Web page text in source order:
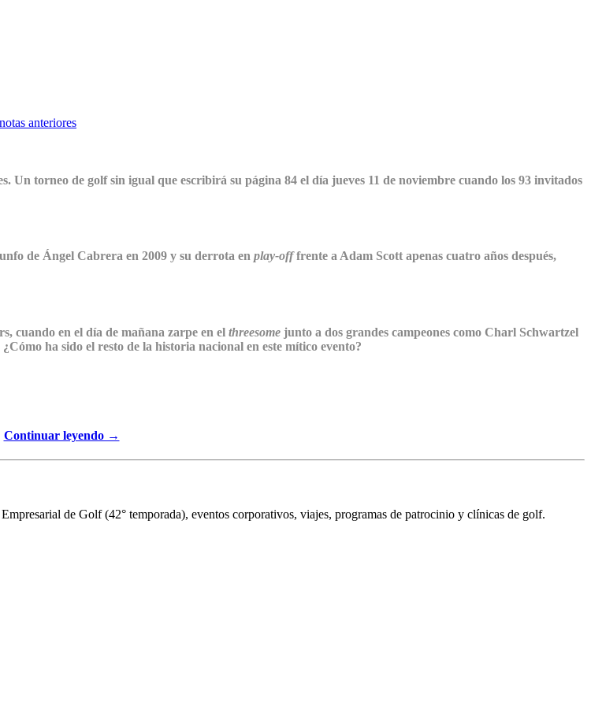
notas anteriores
Un torneo de golf sin igual que escribirá su página 84 el día jueves 11 de noviembre cuando los 93 invitados
de Ángel Cabrera en 2009 y su derrota en play-offfrente a Adam Scott apenas cuatro años después,
cuando en el día de mañana zarpe en el threesome junto a dos grandes campeones como Charl Schwartzel
ha sido el resto de la historia nacional en este mítico evento?
Continuar leyendo →
de Golf (42° temporada), eventos corporativos, viajes, programas de patrocinio y clínicas de golf.